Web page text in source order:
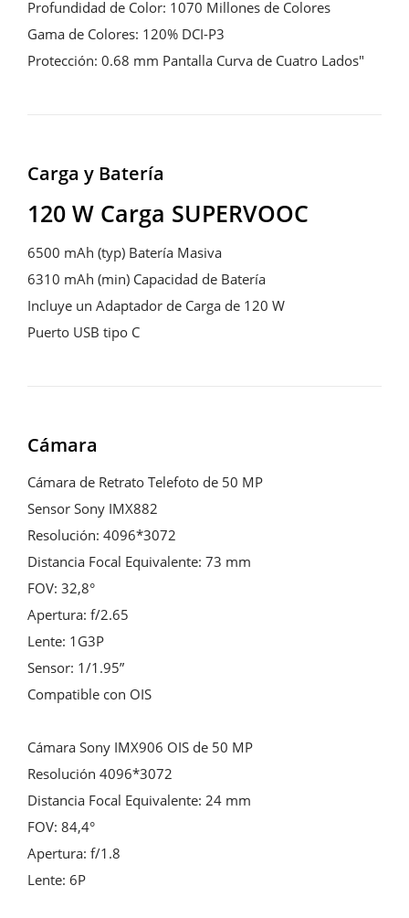
Profundidad de Color: 1070 Millones de Colores
Gama de Colores: 120% DCI-P3
Protección: 0.68 mm Pantalla Curva de Cuatro Lados"
Carga y Batería
120 W Carga SUPERVOOC
6500 mAh (typ) Batería Masiva
6310 mAh (min) Capacidad de Batería
Incluye un Adaptador de Carga de 120 W
Puerto USB tipo C
Cámara
Cámara de Retrato Telefoto de 50 MP
Sensor Sony IMX882
Resolución: 4096*3072
Distancia Focal Equivalente: 73 mm
FOV: 32,8°
Apertura: f/2.65
Lente: 1G3P
Sensor: 1/1.95”
Compatible con OIS
Cámara Sony IMX906 OIS de 50 MP
Resolución 4096*3072
Distancia Focal Equivalente: 24 mm
FOV: 84,4°
Apertura: f/1.8
Lente: 6P